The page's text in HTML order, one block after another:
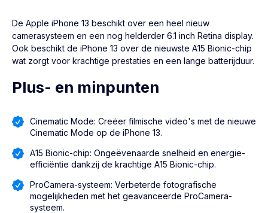
De Apple iPhone 13 beschikt over een heel nieuw
camerasysteem en een nog helderder 6.1 inch Retina display.
Ook beschikt de iPhone 13 over de nieuwste A15 Bionic-chip
wat zorgt voor krachtige prestaties en een lange batterijduur.
Plus- en minpunten
Cinematic Mode: Creëer filmische video's met de nieuwe
Cinematic Mode op de iPhone 13.
A15 Bionic-chip: Ongeëvenaarde snelheid en energie-
efficiëntie dankzij de krachtige A15 Bionic-chip.
ProCamera-systeem: Verbeterde fotografische
mogelijkheden met het geavanceerde ProCamera-
systeem.